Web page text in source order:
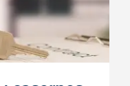
murs de
le Bois-
ville. La